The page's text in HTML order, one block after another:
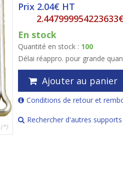
(*)
Prix 2.04€ HT
En stock
Quantité en stock : 100
Délai réappro. pour grande
Ajouter au panier
Conditions de retour et
Rechercher d'autres